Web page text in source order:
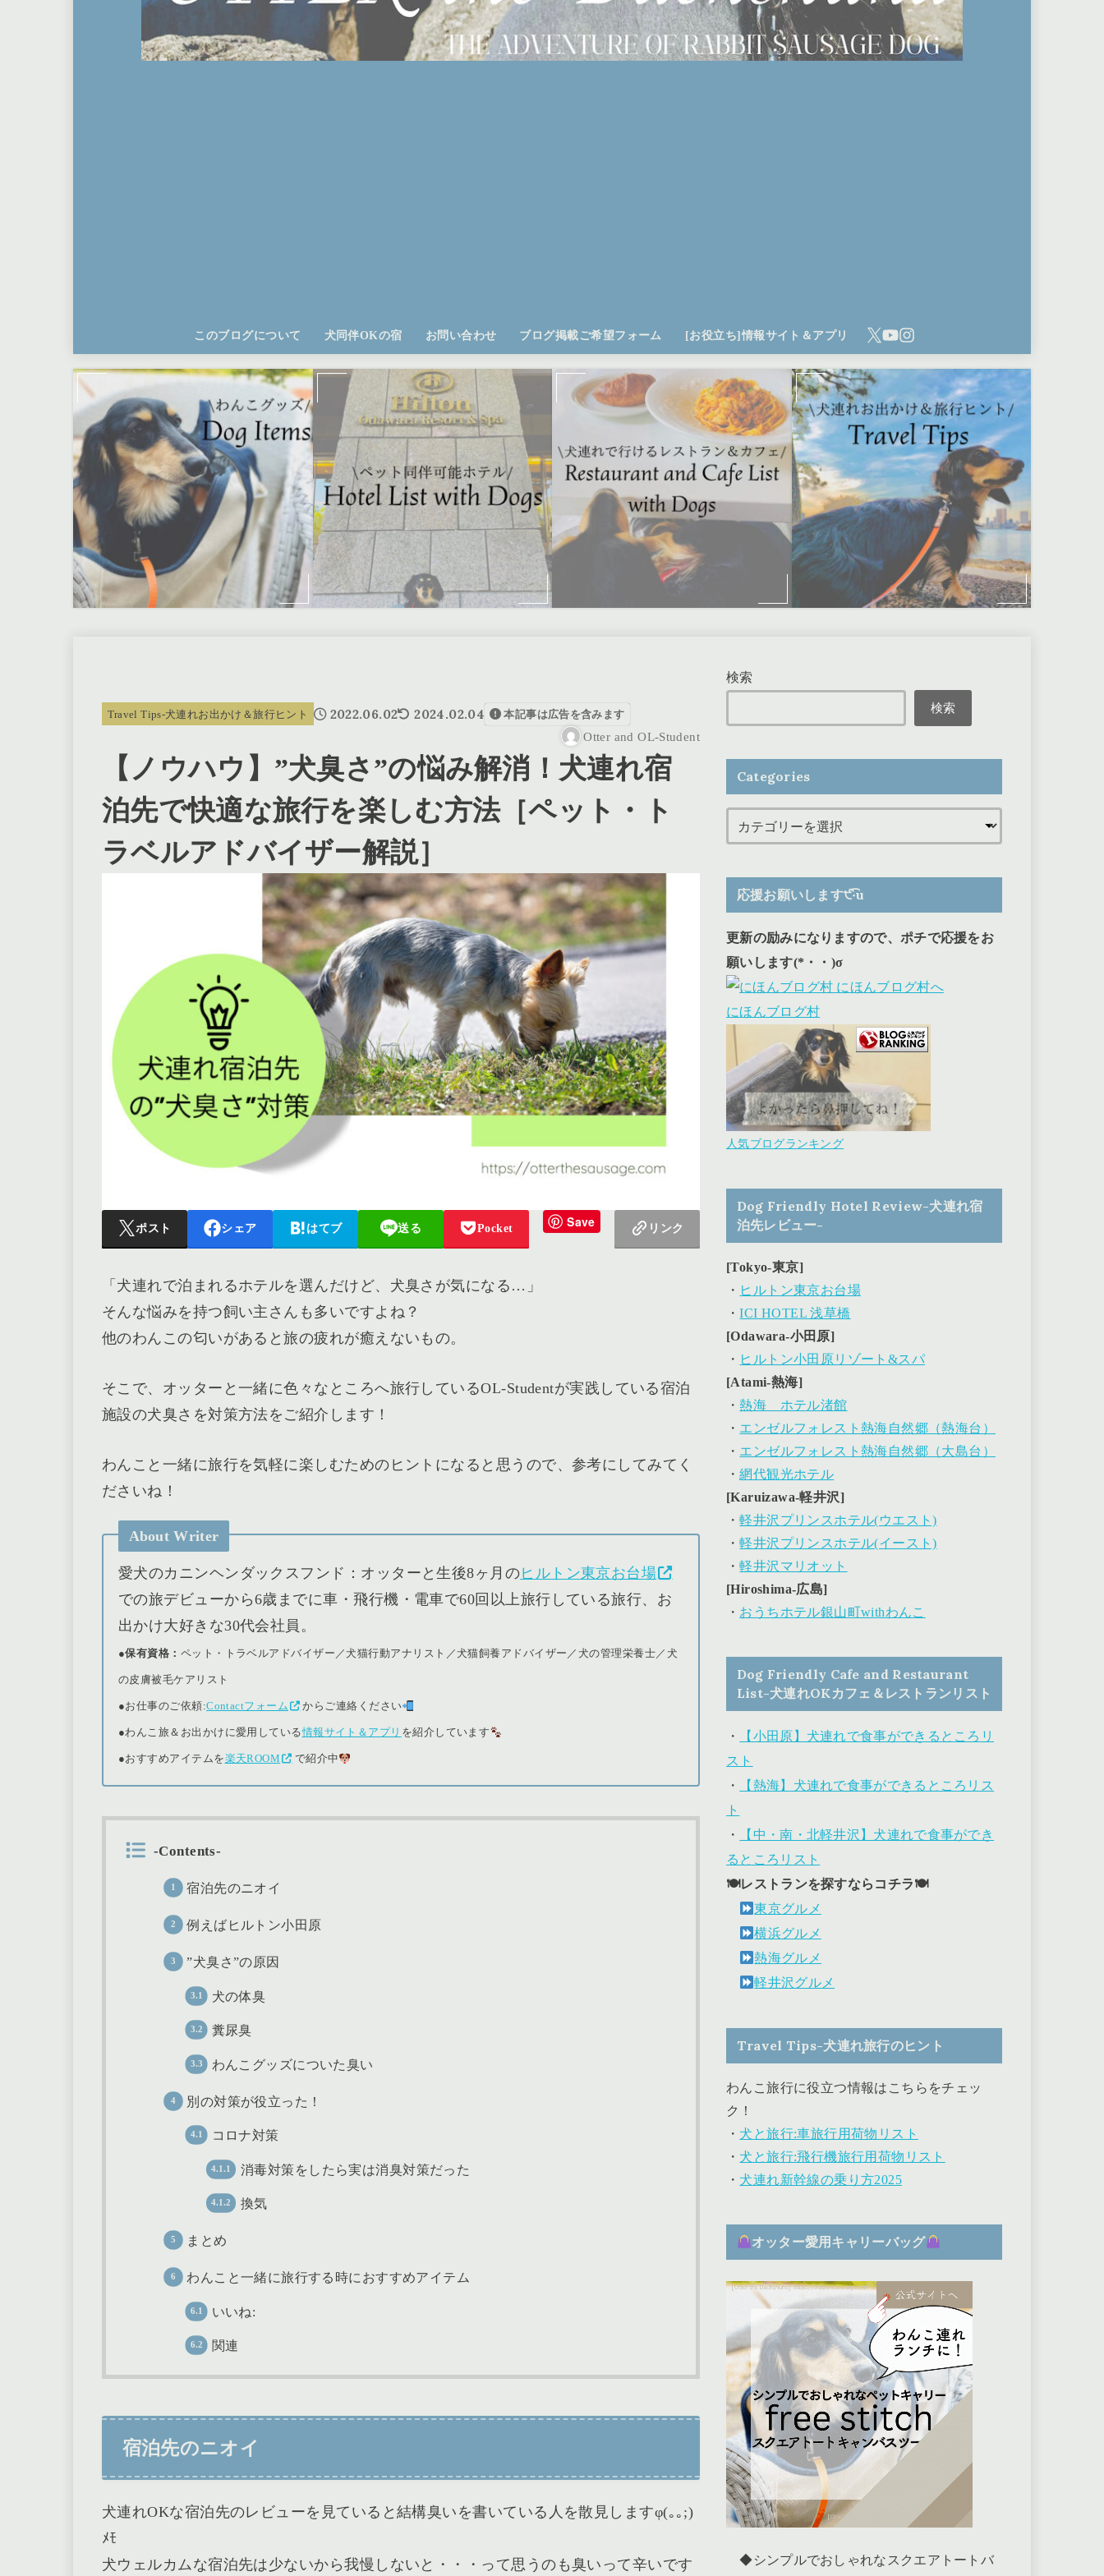
このブログについて 犬同伴OKの宿 お問い合わせ ブログ掲載ご希望フォーム [お役立ち]情報サイト＆アプリ
Travel Tips-犬連れお出かけ＆旅行ヒント 2022.06.02 2024.02.04 本記事は広告を含みます
Otter and OL-Student
【ノウハウ】”犬臭さ”の悩み解消！犬連れ宿
泊先で快適な旅行を楽しむ方法［ペット・ト
ラベルアドバイザー解説］
ポスト シェア はてブ 送る Pocket Save リンク
「犬連れで泊まれるホテルを選んだけど、犬臭さが気になる…」
そんな悩みを持つ飼い主さんも多いですよね？
他のわんこの匂いがあると旅の疲れが癒えないもの。
そこで、オッターと一緒に色々なところへ旅行しているOL-Studentが実践している宿泊
施設の犬臭さを対策方法をご紹介します！
わんこと一緒に旅行を気軽に楽しむためのヒントになると思うので、参考にしてみてく
ださいね！
About Writer
愛犬のカニンヘンダックスフンド：オッターと生後8ヶ月のヒルトン東京お台場
での旅デビューから6歳までに車・飛行機・電車で60回以上旅行している旅行、お
出かけ大好きな30代会社員。
●保有資格： ペット・トラベルアドバイザー／犬猫行動アナリスト／犬猫飼養アドバイザー／犬の管理栄養士／犬
の皮膚被毛ケアリスト
●お仕事のご依頼:Contactフォーム からご連絡ください
●わんこ旅＆お出かけに愛用している情報サイト＆アプリ を紹介しています
●おすすめアイテムを楽天ROOM で紹介中
-Contents-
宿泊先のニオイ
例えばヒルトン小田原
”犬臭さ”の原因
犬の体臭
糞尿臭
わんこグッズについた臭い
別の対策が役立った！
コロナ対策
消毒対策をしたら実は消臭対策だった
換気
まとめ
わんこと一緒に旅行する時におすすめアイテム
いいね:
関連
宿泊先のニオイ
犬連れOKな宿泊先のレビューを見ていると結構臭いを書いている人を散見しますφ(｡｡;)
ﾒﾓ
犬ウェルカムな宿泊先は少ないから我慢しないと・・・って思うのも臭いって辛いです
検索
検索
Categories
応援お願いします੯‧̀͡u
更新の励みになりますので、ポチで応援をお
願いします(*・・)σ
にほんブログ村
人気ブログランキング
Dog Friendly Hotel Review-犬連れ宿
泊先レビュー-
[Tokyo-東京]
・ ヒルトン東京お台場
・ICI HOTEL 浅草橋
[Odawara-小田原]
・ ヒルトン小田原リゾート&スパ
[Atami-熱海]
・熱海 ホテル渚館
・ エンゼルフォレスト熱海自然郷（熱海台）
・ エンゼルフォレスト熱海自然郷（大島台）
・網代観光ホテル
[Karuizawa-軽井沢]
・軽井沢プリンスホテル(ウエスト)
・軽井沢プリンスホテル(イースト)
・軽井沢マリオット
[Hiroshima-広島]
・ おうちホテル銀山町withわんこ
Dog Friendly Cafe and Restaurant
List-犬連れOKカフェ＆レストランリスト
・
【小田原】犬連れで食事ができるところリ
スト
・
【熱海】犬連れで食事ができるところリス
ト
・
【中・南・北軽井沢】犬連れで食事ができ
るところリスト
🍽レストランを探すならコチラ🍽
東京グルメ
横浜グルメ
熱海グルメ
軽井沢グルメ
Travel Tips-犬連れ旅行のヒント
わんこ旅行に役立つ情報はこちらをチェッ
ク！
・ 犬と旅行:車旅行用荷物リスト
・ 犬と旅行:飛行機旅行用荷物リスト
・ 犬連れ新幹線の乗り方2025
オッター愛用キャリーバッグ
◆シンプルでおしゃれなスクエアトートバ